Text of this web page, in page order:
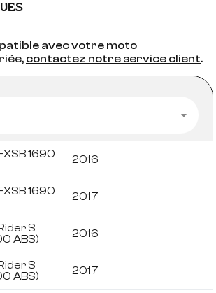
avec votre moto
contactez notre service client.
1690
2016
1690
2017
S
ABS)
2016
S
ABS)
2017